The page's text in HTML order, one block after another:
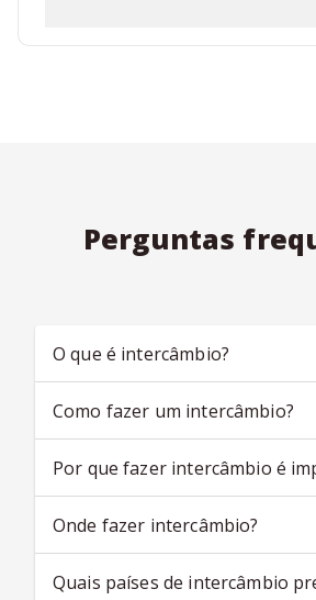
Perguntas
O que é intercâmbio?
Como fazer um intercâmbio?
Por que fazer intercâmbio é
Onde fazer intercâmbio?
Quais países de intercâmbio